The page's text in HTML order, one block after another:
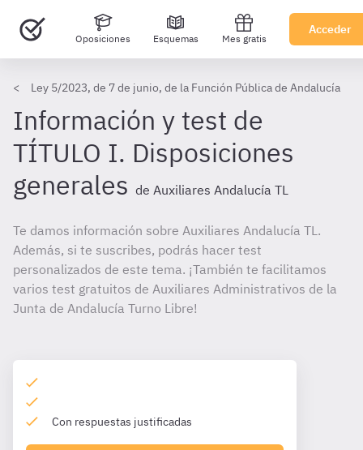
Oposiciones Esquemas Mes gratis
Acceder
Ley 5/2023, de 7 de junio, de la Función Pública de Andalucía
Información y test de
TÍTULO I. Disposiciones
generales de Auxiliares Andalucía TL
Te damos información sobre Auxiliares Andalucía TL.
Además, si te suscribes, podrás hacer test
personalizados de este tema. ¡También te facilitamos
varios test gratuitos de Auxiliares Administrativos de la
Junta de Andalucía Turno Libre!
Con respuestas justificadas